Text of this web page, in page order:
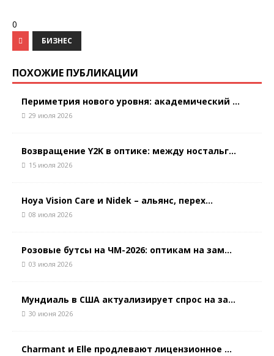
0
БИЗНЕС
ПОХОЖИЕ ПУБЛИКАЦИИ
Периметрия нового уровня: академический ...
29 июля 2026
Возвращение Y2K в оптике: между ностальг...
15 июля 2026
Hoya Vision Care и Nidek – альянс, перех...
08 июля 2026
Розовые бутсы на ЧМ-2026: оптикам на зам...
03 июля 2026
Мундиаль в США актуализирует спрос на за...
30 июня 2026
Charmant и Elle продлевают лицензионное ...